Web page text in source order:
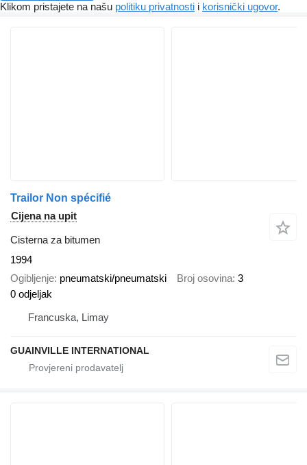
Klikom pristajete na našu politiku privatnosti i korisnički ugovor.
Trailor Non spécifié
Cijena na upit
Cisterna za bitumen
1994
Ogibljenje pneumatski/pneumatski Broj osovina 3
0 odjeljak
Francuska, Limay
GUAINVILLE INTERNATIONAL